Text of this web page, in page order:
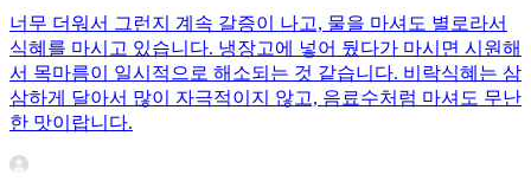
너무 더워서 그런지 계속 갈증이 나고, 물을 마셔도 별로라서
식혜를 마시고 있습니다. 냉장고에 넣어 뒀다가 마시면 시원해
서 목마름이 일시적으로 해소되는 것 같습니다. 비락식혜는 삼
삼하게 달아서 많이 자극적이지 않고, 음료수처럼 마셔도 무난
한 맛이랍니다.